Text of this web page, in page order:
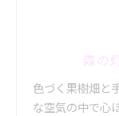
色づく果樹畑と
な空気の中で心